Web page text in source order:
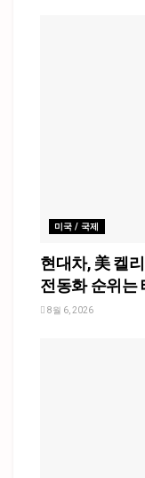
미국 / 국제
현대차, 美 켈
전동화 순위는
8월 6, 2026